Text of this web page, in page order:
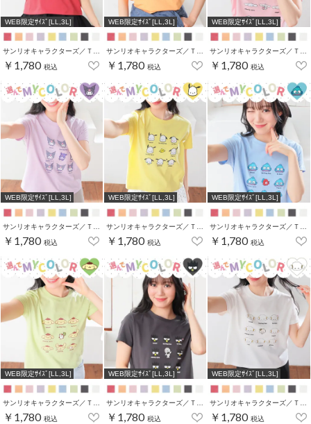
WEB限定ｻｲｽﾞ[LL,3L]
￥1,780 税込
WEB限定ｻｲｽﾞ[LL,3L]
￥1,780 税込
WEB限定ｻｲｽﾞ[LL,3L]
￥1,780 税込
WEB限定ｻｲｽﾞ[LL,3L]
￥1,780 税込
WEB限定ｻｲｽﾞ[LL,3L]
￥1,780 税込
WEB限定ｻｲｽﾞ[LL,3L]
￥1,780 税込
WEB限定ｻｲｽﾞ[LL,3L]
￥1,780 税込
WEB限定ｻｲｽﾞ[LL,3L]
￥1,780 税込
WEB限定ｻｲｽﾞ[LL,3L]
￥1,780 税込